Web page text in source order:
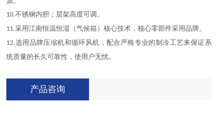
10.不锈钢内胆；层架高度可调。
11.采用江南恒温恒湿（气候箱）核心技术，核心零部件采用品牌。
12.选用品牌压缩机和循环风机，配合严格专业的制冷工艺来保证系
统质量的长久可靠性，使用户无忧。
产品咨询